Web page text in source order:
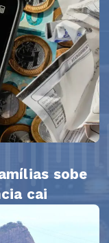
sobe
cai